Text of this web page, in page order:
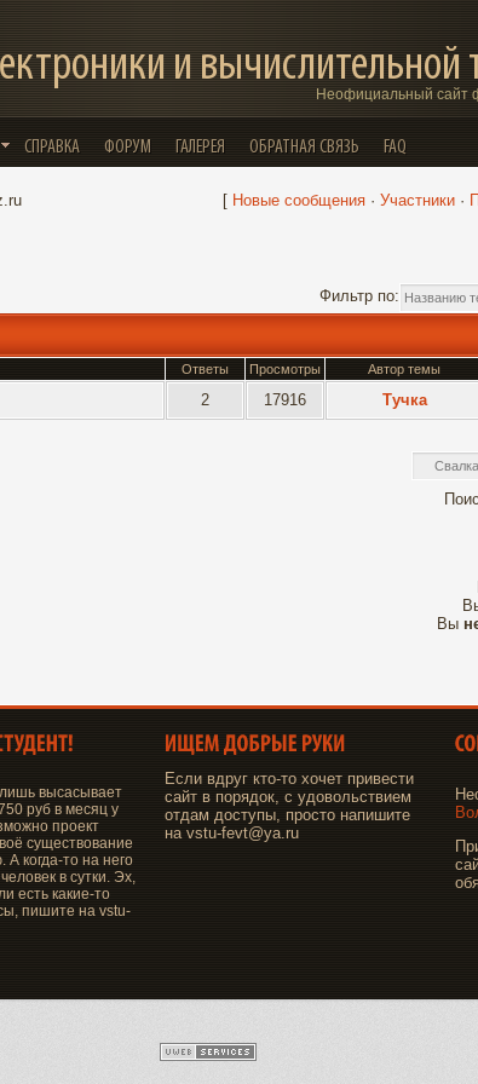
и вычислительной
Неофициальный сайт
СПРАВКА ФОРУМ ГАЛЕРЕЯ ОБРАТНАЯ СВЯЗЬ FAQ
[ Новые сообщения · Участники ·
Фильтр по:
Ответы Просмотры Автор темы
2 17916 Тучка
Вы
высасывает
руб в месяц у
проект
существование
когда-то на него
в сутки. Эх,
есть какие-то
пишите на vstu-
Если вдруг кто-то хочет привести
сайт в порядок, с удовольствием
отдам доступы, просто напишите
на vstu-fevt@ya.ru